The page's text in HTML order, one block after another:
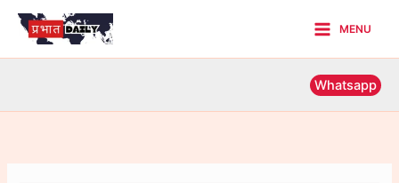
Skip
Menu
MENU
Whatsapp